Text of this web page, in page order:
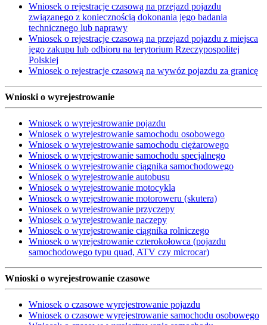
Wniosek o rejestracje czasową na przejazd pojazdu
związanego z koniecznością dokonania jego badania
technicznego lub naprawy
Wniosek o rejestracje czasową na przejazd pojazdu z miejsca
jego zakupu lub odbioru na terytorium Rzeczypospolitej
Polskiej
Wniosek o rejestracje czasową na wywóz pojazdu za granicę
Wnioski o wyrejestrowanie
Wniosek o wyrejestrowanie pojazdu
Wniosek o wyrejestrowanie samochodu osobowego
Wniosek o wyrejestrowanie samochodu ciężarowego
Wniosek o wyrejestrowanie samochodu specjalnego
Wniosek o wyrejestrowanie ciągnika samochodowego
Wniosek o wyrejestrowanie autobusu
Wniosek o wyrejestrowanie motocykla
Wniosek o wyrejestrowanie motoroweru (skutera)
Wniosek o wyrejestrowanie przyczepy
Wniosek o wyrejestrowanie naczepy
Wniosek o wyrejestrowanie ciągnika rolniczego
Wniosek o wyrejestrowanie czterokołowca (pojazdu
samochodowego typu quad, ATV czy microcar)
Wnioski o wyrejestrowanie czasowe
Wniosek o czasowe wyrejestrowanie pojazdu
Wniosek o czasowe wyrejestrowanie samochodu osobowego